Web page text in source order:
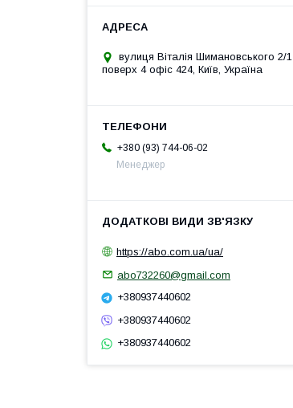
вулиця Віталія Шимановського 2/1
поверх 4 офіс 424, Київ, Україна
+380 (93) 744-06-02
Менеджер
https://abo.com.ua/ua/
abo732260@gmail.com
+380937440602
+380937440602
+380937440602